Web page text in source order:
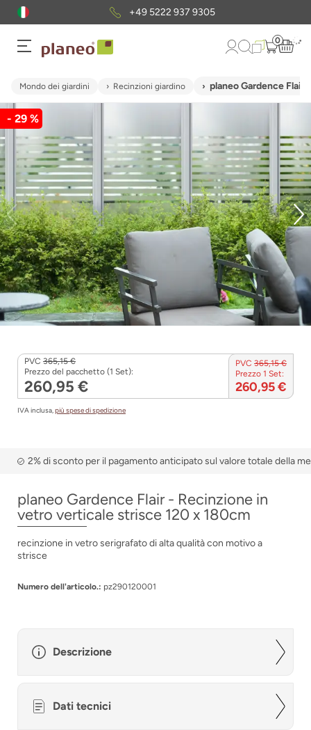
+49 5222 937 9305
0
Mondo dei giardini Recinzioni giardino planeo Gardence
- 29 %
PVC 365,15 €
Prezzo del pacchetto (1 Set):
260,95 €
PVC 365,15 €
Prezzo 1 Set:
260,95 €
IVA inclusa,più spese di spedizione
2% di sconto per il pagamento anticipato sul valore totale della
planeo Gardence Flair - Recinzione in
vetro verticale strisce 120 x 180cm
recinzione in vetro serigrafato di alta qualità con motivo a
strisce
Numero dell'articolo.: pz290120001
Descrizione
Dati tecnici